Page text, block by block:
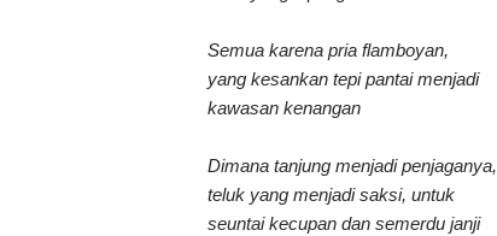
Semua karena pria flamboyan,
yang kesankan tepi pantai menjadi
kawasan kenangan
Dimana tanjung menjadi penjaganya,
teluk yang menjadi saksi, untuk
seuntai kecupan dan semerdu janji